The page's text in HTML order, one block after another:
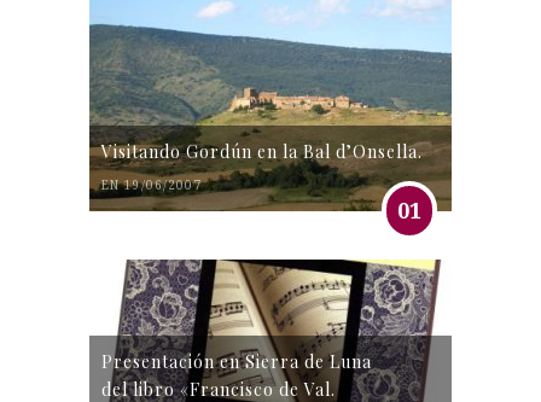
Visitando Gordún en la Bal d’Onsella.
EN 19/06/2007
01
Presentación en Sierra de Luna
del libro «Francisco de Val.